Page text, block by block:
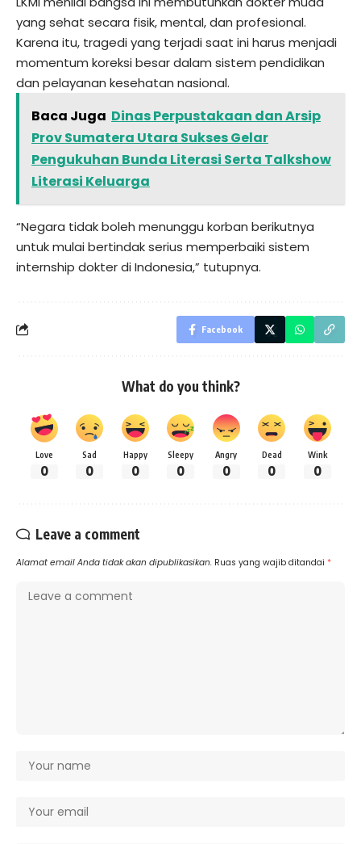
yang sehat secara fisik, mental, dan profesional.
Karena itu, tragedi yang terjadi saat ini harus menjadi
momentum koreksi besar dalam sistem pendidikan
dan pelayanan kesehatan nasional.
Baca Juga Dinas Perpustakaan dan Arsip
Prov Sumatera Utara Sukses Gelar
Pengukuhan Bunda Literasi Serta Talkshow
Literasi Keluarga
“Negara tidak boleh menunggu korban berikutnya
untuk mulai bertindak serius memperbaiki sistem
internship dokter di Indonesia,” tutupnya.
Facebook
What do you think?
Love
0
Sad
0
Happy
0
Sleepy
0
Angry
0
Dead
0
Wink
0
Leave a comment
Alamat email Anda tidak akan dipublikasikan. Ruas yang wajib ditandai *